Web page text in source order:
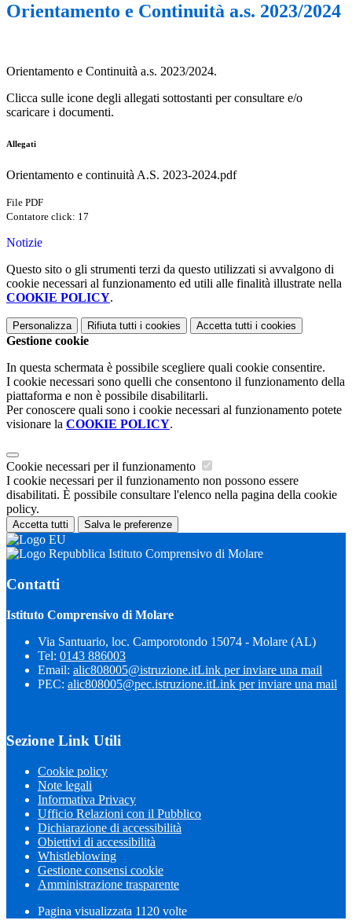
Orientamento e Continuità a.s. 2023/2024
Orientamento e Continuità a.s. 2023/2024.
Clicca sulle icone degli allegati sottostanti per consultare e/o
scaricare i documenti.
Allegati
Orientamento e continuità A.S. 2023-2024.pdf
File PDF
Contatore click: 17
Notizie
Questo sito o gli strumenti terzi da questo utilizzati si avvalgono di
cookie necessari al funzionamento ed utili alle finalità illustrate nella
COOKIE POLICY.
Personalizza Rifiuta tutti i cookies Accetta tutti i cookies
Gestione cookie
In questa schermata è possibile scegliere quali cookie consentire.
I cookie necessari sono quelli che consentono il funzionamento della
piattaforma e non è possibile disabilitarli.
Per conoscere quali sono i cookie necessari al funzionamento potete
visionare la COOKIE POLICY.
Cookie necessari per il funzionamento
I cookie necessari per il funzionamento non possono essere
disabilitati. È possibile consultare l'elenco nella pagina della cookie
policy.
Accetta tutti Salva le preferenze
Istituto Comprensivo di Molare
Contatti
Istituto Comprensivo di Molare
Via Santuario, loc. Camporotondo 15074 - Molare (AL)
Tel: 0143 886003
Email: alic808005@istruzione.itLink per inviare una mail
PEC: alic808005@pec.istruzione.itLink per inviare una mail
Sezione Link Utili
Cookie policy
Note legali
Informativa Privacy
Ufficio Relazioni con il Pubblico
Dichiarazione di accessibilità
Obiettivi di accessibilità
Whistleblowing
Gestione consensi cookie
Amministrazione trasparente
Pagina visualizzata 1120 volte